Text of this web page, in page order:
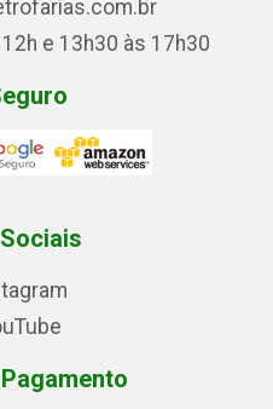
e 13h30 às 17h30